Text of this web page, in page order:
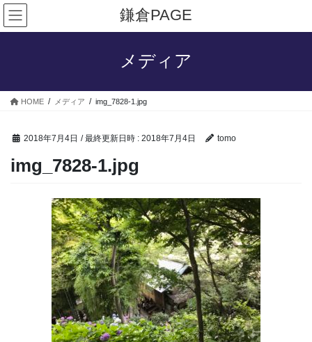
コ
ン
テ
ス
ナ
ビ
ゲ
ン
鎌倉PAGE
メディア
HOME メディア img_7828-1.jpg
2018年7月4日 / 最終更新日時 : 2018年7月4日 tomo
img_7828-1.jpg